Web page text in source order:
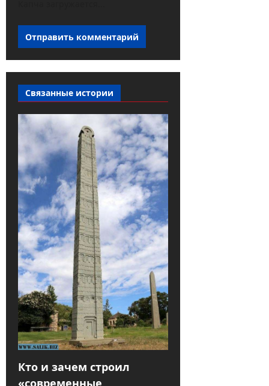
Связанные истории
Кто и зачем строил
«современные